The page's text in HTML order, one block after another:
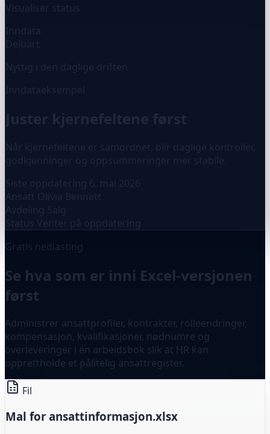
Visualiser status
Inndata
Delbart
Nyttig i den daglige driften
Inndataeksempel
Juster kjernefeltene først
Når kjernefeltene er samordnet, blir daglige kontroller,
godkjenninger og oppsummeringer mer stabile.
Siste oppdatering
6. mai 2026
Ansatt
Olivia Bennett
Avdeling
Salg
Status
Venter på oppdatering
Gratis nedlasting
Se hva som er inni Excel-versjonen
først
Administrer ansattprofiler, kontrakter, rolleendringer,
kompensasjon, kvalifikasjoner, nødnumre og
overleveringer i én arbeidsbok slik at HR kan
opprettholde et pålitelig ansattregister.
Fil
Mal for ansattinformasjon.xlsx